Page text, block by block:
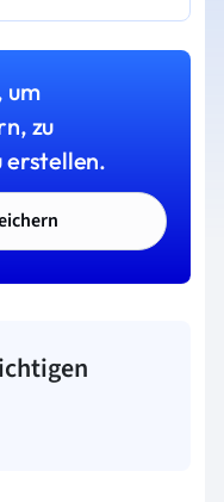
um
zu
erstellen.